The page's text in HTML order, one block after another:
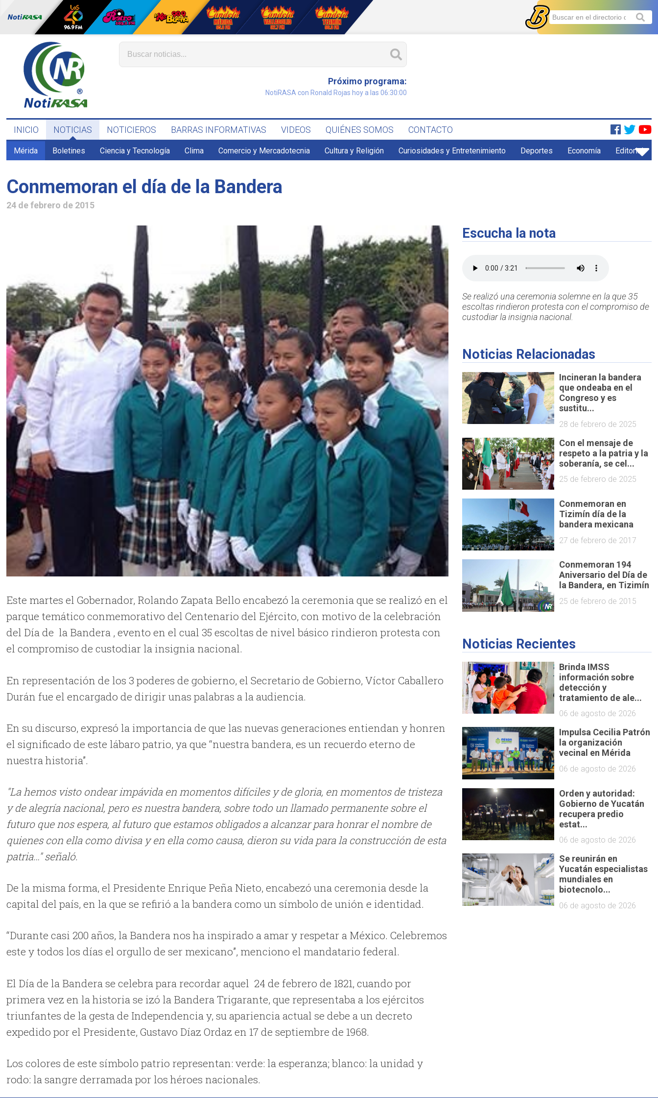
Próximo programa:
NotiRASA con Ronald Rojas hoy a las 06:30:00
INICIO NOTICIAS NOTICIEROS BARRAS INFORMATIVAS VIDEOS QUIÉNES SOMOS CONTACTO
Mérida Boletines Ciencia y Tecnología Clima Comercio y Mercadotecnia Cultura y Religión Curiosidades y Entretenimiento Deportes Economía Editorial
Conmemoran el día de la Bandera
24 de febrero de 2015
Este martes el Gobernador, Rolando Zapata Bello encabezó la ceremonia que se realizó en el
parque temático conmemorativo del Centenario del Ejército, con motivo de la celebración
del Día de la Bandera , evento en el cual 35 escoltas de nivel básico rindieron protesta con
el compromiso de custodiar la insignia nacional.
En representación de los 3 poderes de gobierno, el Secretario de Gobierno, Víctor Caballero
Durán fue el encargado de dirigir unas palabras a la audiencia.
En su discurso, expresó la importancia de que las nuevas generaciones entiendan y honren
el significado de este lábaro patrio, ya que “nuestra bandera, es un recuerdo eterno de
nuestra historia”.
"La hemos visto ondear impávida en momentos difíciles y de gloria, en momentos de tristeza
y de alegría nacional, pero es nuestra bandera, sobre todo un llamado permanente sobre el
futuro que nos espera, al futuro que estamos obligados a alcanzar para honrar el nombre de
quienes con ella como divisa y en ella como causa, dieron su vida para la construcción de esta
patria…" señaló.
De la misma forma, el Presidente Enrique Peña Nieto, encabezó una ceremonia desde la
capital del país, en la que se refirió a la bandera como un símbolo de unión e identidad.
“Durante casi 200 años, la Bandera nos ha inspirado a amar y respetar a México. Celebremos
este y todos los días el orgullo de ser mexicano”, menciono el mandatario federal.
El Día de la Bandera se celebra para recordar aquel 24 de febrero de 1821, cuando por
primera vez en la historia se izó la Bandera Trigarante, que representaba a los ejércitos
triunfantes de la gesta de Independencia y, su apariencia actual se debe a un decreto
expedido por el Presidente, Gustavo Díaz Ordaz en 17 de septiembre de 1968.
Los colores de este símbolo patrio representan: verde: la esperanza; blanco: la unidad y
rodo: la sangre derramada por los héroes nacionales.
Escucha la nota
Se realizó una ceremonia solemne en la que 35
escoltas rindieron protesta con el compromiso de
custodiar la insignia nacional.
Noticias Relacionadas
Incineran la bandera
que ondeaba en el
Congreso y es
sustitu...
28 de febrero de 2025
Con el mensaje de
respeto a la patria y la
soberanía, se cel...
25 de febrero de 2025
Conmemoran en
Tizimín día de la
bandera mexicana
27 de febrero de 2017
Conmemoran 194
Aniversario del Día de
la Bandera, en Tizimín
25 de febrero de 2015
Noticias Recientes
Brinda IMSS
información sobre
detección y
tratamiento de ale...
06 de agosto de 2026
Impulsa Cecilia Patrón
la organización
vecinal en Mérida
06 de agosto de 2026
Orden y autoridad:
Gobierno de Yucatán
recupera predio
estat...
06 de agosto de 2026
Se reunirán en
Yucatán especialistas
mundiales en
biotecnolo...
06 de agosto de 2026